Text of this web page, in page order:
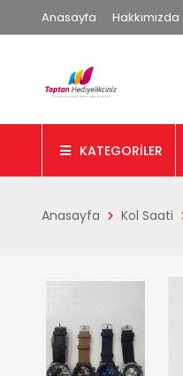
Anasayfa Hakkımızda
KATEGORİLER
Anasayfa Kol Saati